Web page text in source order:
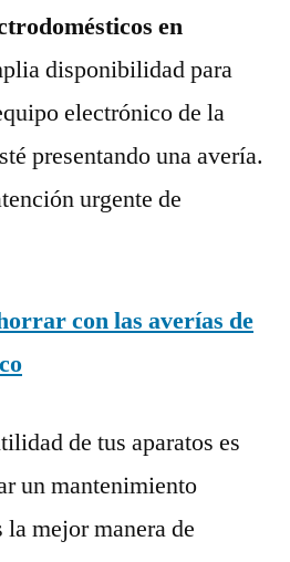
en
disponibilidad para
electrónico de la
presentando una avería.
urgente de
con las averías de
de tus aparatos es
un mantenimiento
mejor manera de